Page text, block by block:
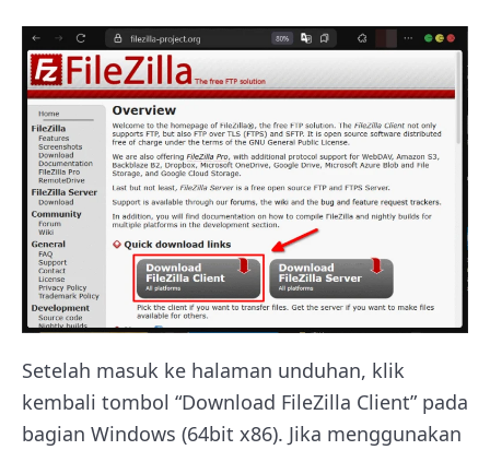
Setelah masuk ke halaman unduhan, klik
kembali tombol “Download FileZilla Client” pada
bagian Windows (64bit x86). Jika menggunakan